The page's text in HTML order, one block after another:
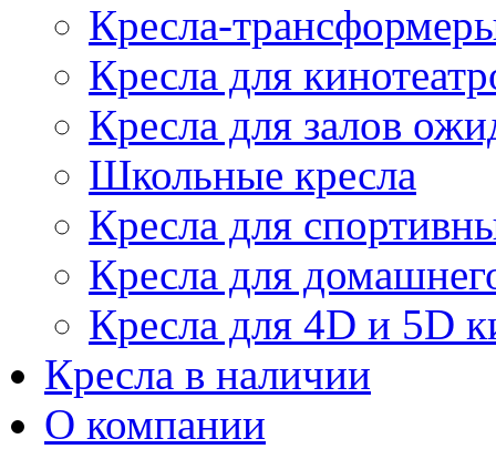
Кресла-
Кресла для
Кресла для залов
Школьные кресла
Кресла для
Кресла для
Кресла для 4D и 5D
Кресла в наличии
О компании